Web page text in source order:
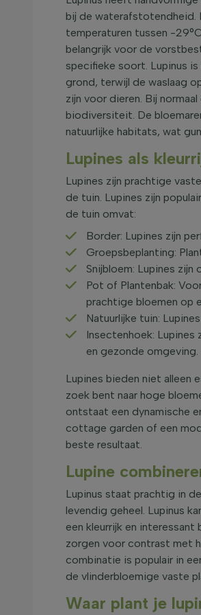
bij de waterafstotendheid.
temperaturen tussen -
belangrijk voor de
specifieke soort. Lupinus
grond, terwijl de waslaag
zijn voor dieren. Bij
biodiversiteit. De
natuurlijke habitats, wat
Lupines als
Lupines zijn prachtige
de tuin. Lupines zijn
de tuin omvat:
Border: Lupines zijn
Groepsbeplanting:
Snijbloem: Lupines
Pot of Plantenbak:
prachtige bloemen op
Natuurlijke tuin:
Insectenhoek: Lupines
en gezonde omgeving.
Lupines bieden niet alleen
zoek bent naar hoge
ontstaat een dynamische
cottage garden of een
beste resultaat.
Lupine
Lupinus staat prachtig in
levendig geheel. Lupinus
een kleurrijk en interessant
zorgen voor contrast met
combinatie is populair in
de vlinderbloemige vaste
Waar plant je